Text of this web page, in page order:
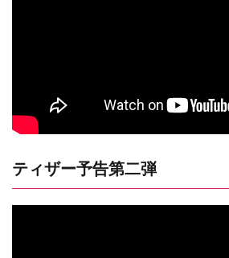
ティザー予告第二弾